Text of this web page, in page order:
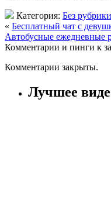
Категория: Без рубрики
« Бесплатный чат с
Автобусные ежедневные
Комментарии и пинги к
Комментарии закрыты.
Лучшее